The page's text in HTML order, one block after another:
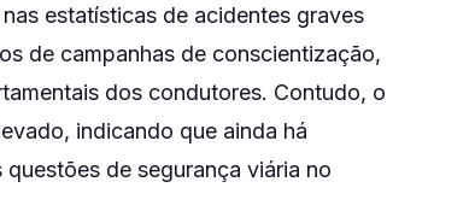
estatísticas de acidentes graves
de campanhas de conscientização,
dos condutores. Contudo, o
indicando que ainda há
de segurança viária no